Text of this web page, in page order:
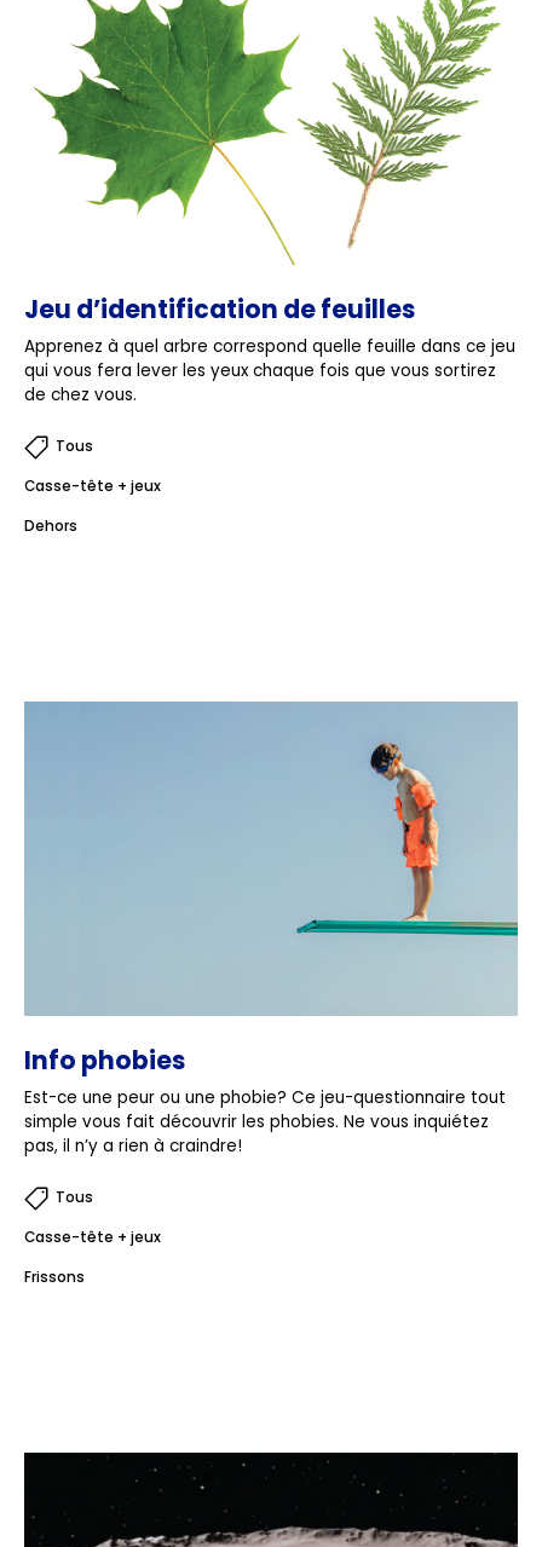
Jeu d’identification de feuilles
Apprenez à quel arbre correspond quelle feuille dans ce jeu
qui vous fera lever les yeux chaque fois que vous sortirez
de chez vous.
Tous
Casse-tête + jeux
Dehors
Info phobies
Est-ce une peur ou une phobie? Ce jeu-questionnaire tout
simple vous fait découvrir les phobies. Ne vous inquiétez
pas, il n’y a rien à craindre!
Tous
Casse-tête + jeux
Frissons